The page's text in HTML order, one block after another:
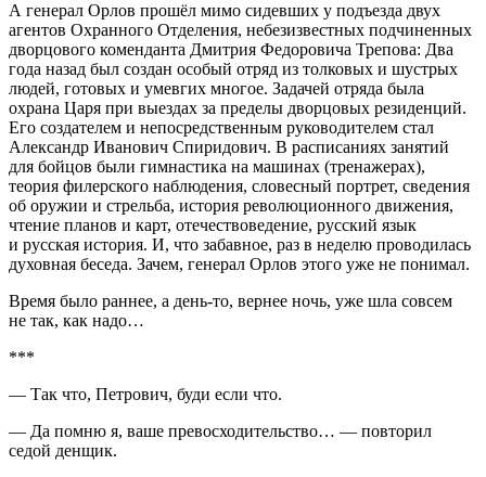
А генерал Орлов прошёл мимо сидевших у подъезда двух
агентов Охранного Отделения, небезизвестных подчиненных
дворцового коменданта Дмитрия Федоровича Трепова: Два
года назад был создан особый отряд из толковых и шустрых
людей, готовых и умевгих многое. Задачей отряда была
охрана Царя при выездах за пределы дворцовых резиденций.
Его создателем и непосредственным руководителем стал
Александр Иванович Спиридович. В расписаниях занятий
для бойцов были гимнастика на машинах (тренажерах),
теория филерского наблюдения, словесный портрет, сведения
об оружии и стрельба, история революционного движения,
чтение планов и карт, отечествоведение, русский язык
и русская история. И, что забавное, раз в неделю проводилась
духовная беседа. Зачем, генерал Орлов этого уже не понимал.
Время было раннее, а день-то, вернее ночь, уже шла совсем
не так, как надо…
***
— Так что, Петрович, буди если что.
— Да помню я, ваше превосходительство… — повторил
седой денщик.